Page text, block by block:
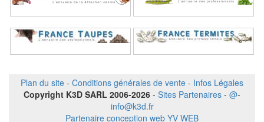
Plan du site - Conditions générales de vente - Infos Légales
Copyright K3D SARL 2006-2026 - Sites Partenaires - @-
info@k3d.fr
Partenaire conception web YV WEB